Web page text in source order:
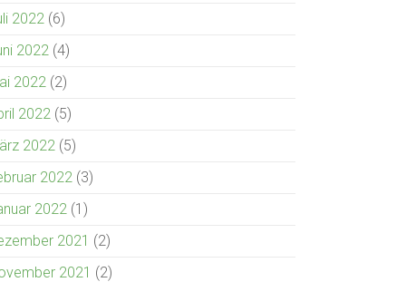
2022 (6)
2022 (4)
2022 (2)
2022 (5)
2022 (5)
2022 (3)
2022 (1)
2021 (2)
2021 (2)